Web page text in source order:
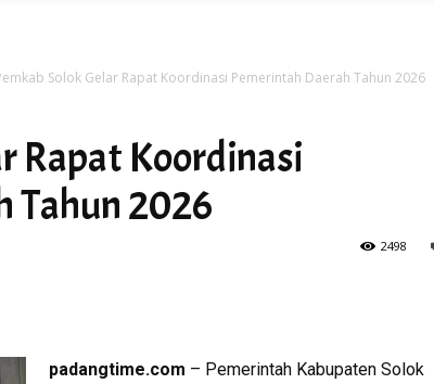
Time
Solok Gelar Rapat Koordinasi Pemerintah Daerah Tahun 2026
Rapat Koordinasi
Tahun 2026
2498
padangtime.com – Pemerintah Kabupaten Solok